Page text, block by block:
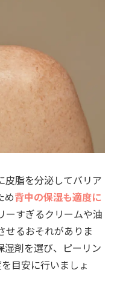
皮脂を分泌してバリア
め背中の保湿も適度に
ーすぎるクリームや油
せるおそれがありま
湿剤を選び、ピーリン
目安に行いましょ